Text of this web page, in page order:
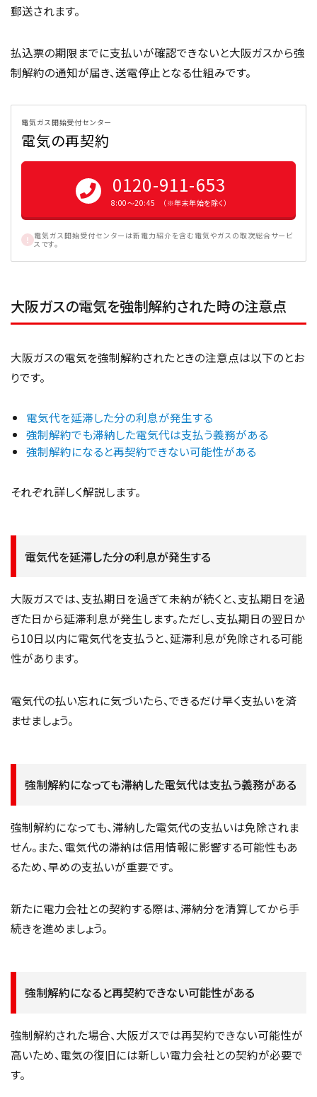
郵送されます。
払込票の期限までに支払いが確認できないと大阪ガスから強
制解約の通知が届き、送電停止となる仕組みです。
電気ガス開始受付センター
電気の再契約
0120-911-653
8:00〜20:45 （※年末年始を除く）
電気ガス開始受付センターは新電力紹介を含む電気やガスの取次総合サービ
スです。
大阪ガスの電気を強制解約された時の注意点
大阪ガスの電気を強制解約されたときの注意点は以下のとお
りです。
電気代を延滞した分の利息が発生する
強制解約でも滞納した電気代は支払う義務がある
強制解約になると再契約できない可能性がある
それぞれ詳しく解説します。
電気代を延滞した分の利息が発生する
大阪ガスでは、支払期日を過ぎて未納が続くと、支払期日を過
ぎた日から延滞利息が発生します。ただし、支払期日の翌日か
ら10日以内に電気代を支払うと、延滞利息が免除される可能
性があります。
電気代の払い忘れに気づいたら、できるだけ早く支払いを済
ませましょう。
強制解約になっても滞納した電気代は支払う義務がある
強制解約になっても、滞納した電気代の支払いは免除されま
せん。また、電気代の滞納は信用情報に影響する可能性もあ
るため、早めの支払いが重要です。
新たに電力会社との契約する際は、滞納分を清算してから手
続きを進めましょう。
強制解約になると再契約できない可能性がある
強制解約された場合、大阪ガスでは再契約できない可能性が
高いため、電気の復旧には新しい電力会社との契約が必要で
す。